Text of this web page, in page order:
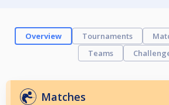
Overview Tournaments
Teams
Matches